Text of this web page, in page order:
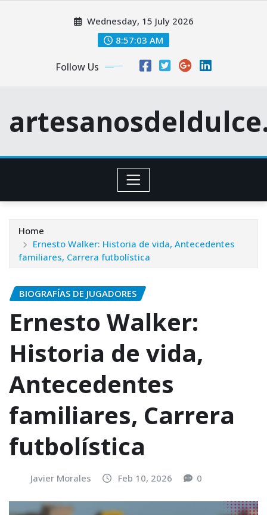
Wednesday, 15 July 2026
8:57:04 AM
Follow Us
Home
Ernesto Walker: Historia de vida, Antecedentes
familiares, Carrera futbolística
BIOGRAFÍAS DE JUGADORES
Ernesto Walker:
Historia de vida,
Antecedentes
familiares, Carrera
futbolística
Javier Morales Feb 10, 2026 0